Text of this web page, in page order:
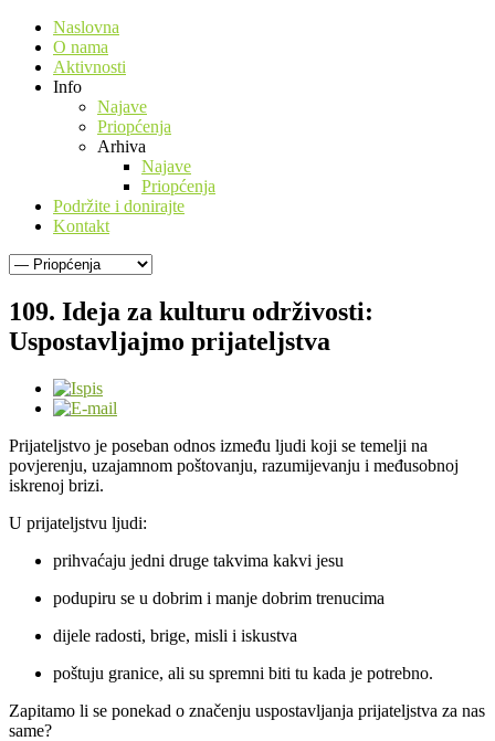
Naslovna
O nama
Aktivnosti
Info
Najave
Priopćenja
Arhiva
Najave
Priopćenja
Podržite i donirajte
Kontakt
109. Ideja za kulturu održivosti:
Uspostavljajmo prijateljstva
Prijateljstvo je poseban odnos između ljudi koji se temelji na
povjerenju, uzajamnom poštovanju, razumijevanju i međusobnoj
iskrenoj brizi.
U prijateljstvu ljudi:
prihvaćaju jedni druge takvima kakvi jesu
podupiru se u dobrim i manje dobrim trenucima
dijele radosti, brige, misli i iskustva
poštuju granice, ali su spremni biti tu kada je potrebno.
Zapitamo li se ponekad o značenju uspostavljanja prijateljstva za nas
same?